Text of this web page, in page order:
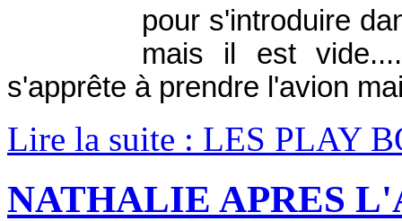
pour s'introduire
mais il est
s'apprête à prendre l'avion
Lire la suite : LES PLAY
NATHALIE APRES